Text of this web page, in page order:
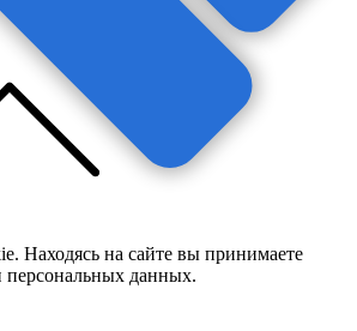
Находясь на сайте вы принимаете
персональных данных.